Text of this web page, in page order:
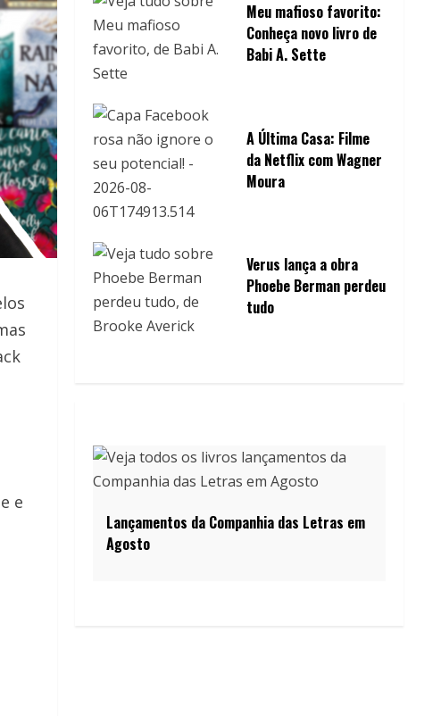
e
Meu mafioso favorito:
Conheça novo livro de
Babi A. Sette
A Última Casa: Filme
da Netflix com Wagner
Moura
Verus lança a obra
Phoebe Berman perdeu
tudo
Lançamentos da Companhia das Letras em
Agosto